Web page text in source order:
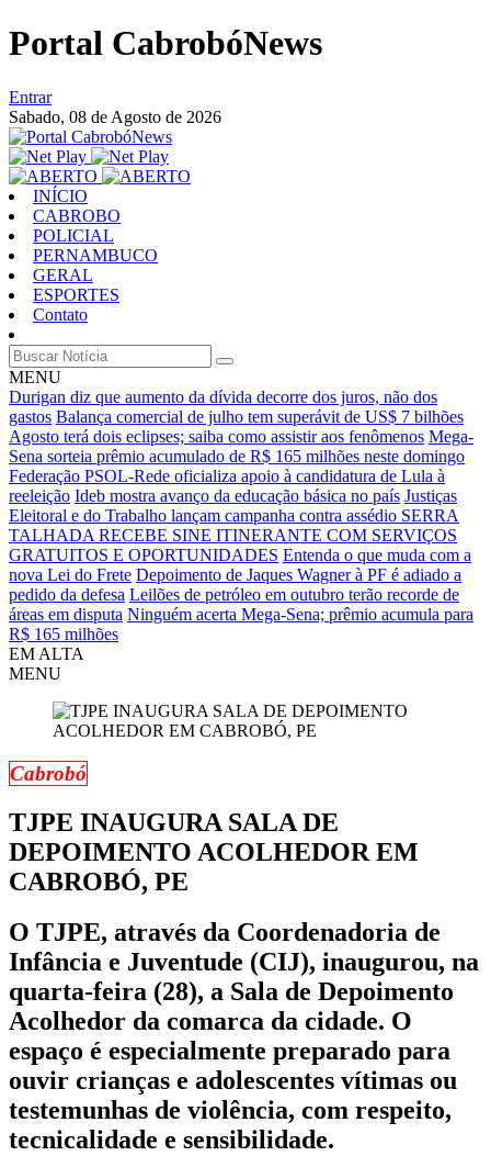
Portal CabrobóNews
Entrar
Sabado, 08 de Agosto de 2026
INÍCIO
CABROBO
POLICIAL
PERNAMBUCO
GERAL
ESPORTES
Contato
MENU
Durigan diz que aumento da dívida decorre dos juros, não dos
gastos Balança comercial de julho tem superávit de US$ 7 bilhões
Agosto terá dois eclipses; saiba como assistir aos fenômenos Mega-
Sena sorteia prêmio acumulado de R$ 165 milhões neste domingo
Federação PSOL-Rede oficializa apoio à candidatura de Lula à
reeleição Ideb mostra avanço da educação básica no país Justiças
Eleitoral e do Trabalho lançam campanha contra assédio SERRA
TALHADA RECEBE SINE ITINERANTE COM SERVIÇOS
GRATUITOS E OPORTUNIDADES Entenda o que muda com a
nova Lei do Frete Depoimento de Jaques Wagner à PF é adiado a
pedido da defesa Leilões de petróleo em outubro terão recorde de
áreas em disputa Ninguém acerta Mega-Sena; prêmio acumula para
R$ 165 milhões
EM ALTA
MENU
Cabrobó
TJPE INAUGURA SALA DE
DEPOIMENTO ACOLHEDOR EM
CABROBÓ, PE
O TJPE, através da Coordenadoria de
Infância e Juventude (CIJ), inaugurou, na
quarta-feira (28), a Sala de Depoimento
Acolhedor da comarca da cidade. O
espaço é especialmente preparado para
ouvir crianças e adolescentes vítimas ou
testemunhas de violência, com respeito,
tecnicalidade e sensibilidade.